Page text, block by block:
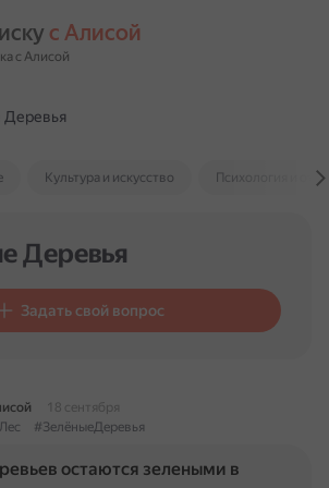
с Алисой
с Алисой
Культура и искусство Психология и
Деревья
Задать свой вопрос
18 сентября
#ЗелёныеДеревья
остаются зелеными в